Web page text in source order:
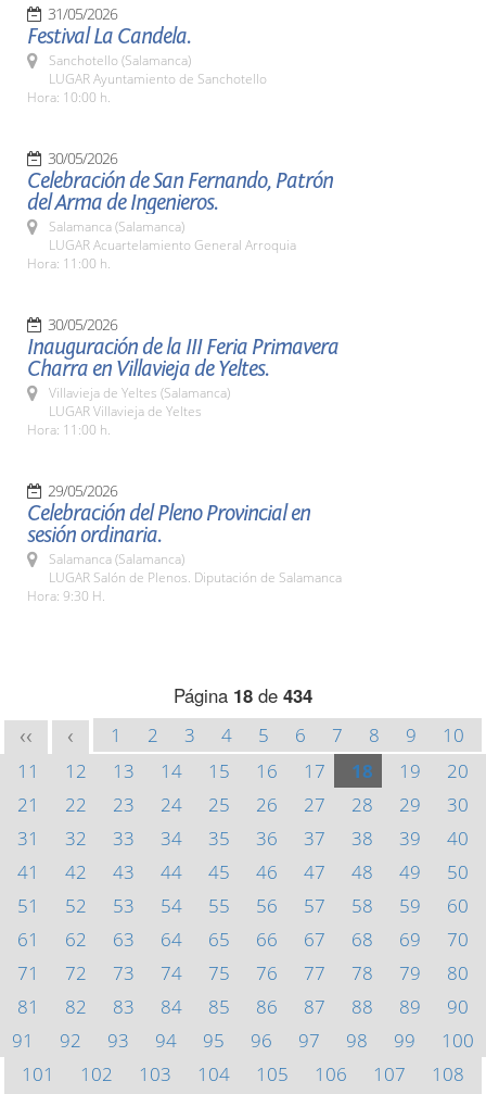
31/05/2026
Festival La Candela.
Sanchotello (Salamanca)
LUGAR Ayuntamiento de Sanchotello
Hora: 10:00 h.
30/05/2026
Celebración de San Fernando, Patrón
del Arma de Ingenieros.
Salamanca (Salamanca)
LUGAR Acuartelamiento General Arroquia
Hora: 11:00 h.
30/05/2026
Inauguración de la III Feria Primavera
Charra en Villavieja de Yeltes.
Villavieja de Yeltes (Salamanca)
LUGAR Villavieja de Yeltes
Hora: 11:00 h.
29/05/2026
Celebración del Pleno Provincial en
sesión ordinaria.
Salamanca (Salamanca)
LUGAR Salón de Plenos. Diputación de Salamanca
Hora: 9:30 H.
Página 18 de 434
<< < 1 2 3 4 5 6 7 8 9
10
11
12 13 14 15 16 17 18 19
20
21
22 23 24 25 26 27 28 29
30
31
32 33 34 35 36 37 38 39
40
41
42 43 44 45 46 47 48 49
50
51
52 53 54 55 56 57 58 59
60
61
62 63 64 65 66 67 68 69
70
71
72 73 74 75 76 77 78 79
80
81
82 83 84 85 86 87 88 89
90
91
92 93 94 95 96 97 98 99
100
101
102 103 104 105 106 107
108